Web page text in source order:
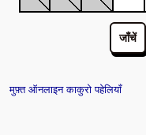
जाँचें
मुफ़्त ऑनलाइन काकुरो पहेलियाँ